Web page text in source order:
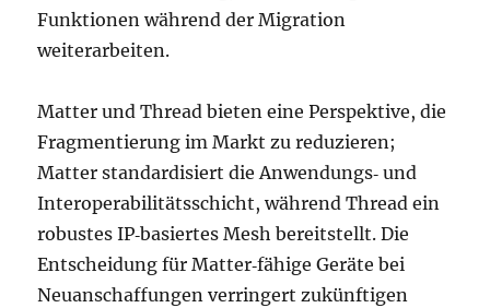
Funktionen während der Migration
weiterarbeiten.
Matter und Thread bieten eine Perspektive, die
Fragmentierung im Markt zu reduzieren;
Matter standardisiert die Anwendungs‑ und
Interoperabilitätsschicht, während Thread ein
robustes IP‑basiertes Mesh bereitstellt. Die
Entscheidung für Matter‑fähige Geräte bei
Neuanschaffungen verringert zukünftigen